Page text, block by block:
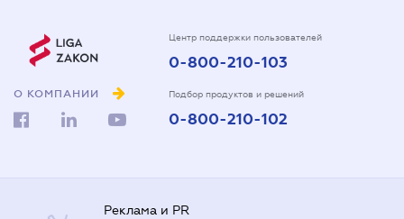
О КОМПАНИИ
Центр поддержки пользователей
0-800-210-103
Подбор продуктов и решений
0-800-210-102
Реклама и PR